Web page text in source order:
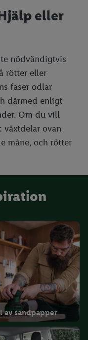
eller
nödvändigtvis
rötter eller
faser odlar
därmed enligt
Om du vill
växtdelar ovan
måne, och rötter
av sandpapper